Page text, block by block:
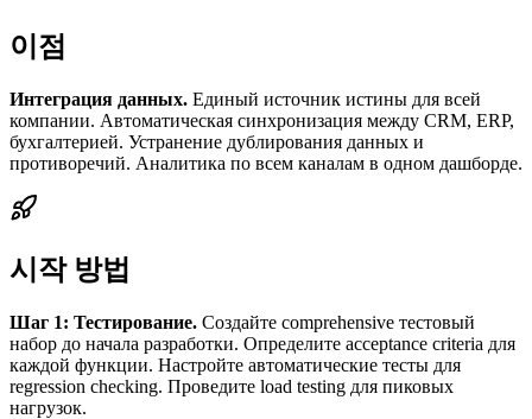
이점
Интеграция данных. Единый источник истины для всей
компании. Автоматическая синхронизация между CRM, ERP,
бухгалтерией. Устранение дублирования данных и
противоречий. Аналитика по всем каналам в одном дашборде.
시작 방법
Шаг 1: Тестирование. Создайте comprehensive тестовый
набор до начала разработки. Определите acceptance criteria для
каждой функции. Настройте автоматические тесты для
regression checking. Проведите load testing для пиковых
нагрузок.